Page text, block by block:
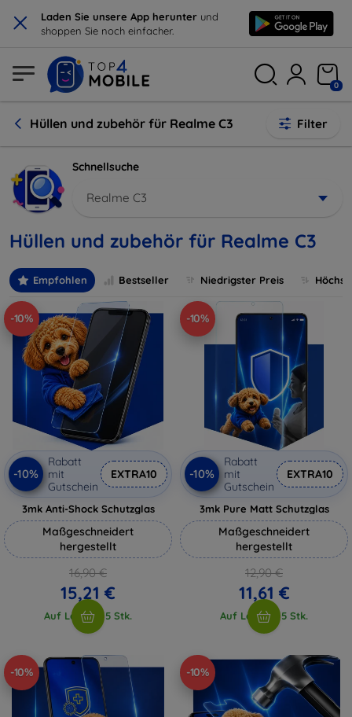
× Laden Sie unsere App herunter und
shoppen Sie noch einfacher.
0
Hüllen und zubehör für Realme C3 Filter
Schnellsuche
Realme C3
Hüllen und zubehör für Realme C3
Empfohlen Bestseller Niedrigster Preis
-10%
-10%
Rabatt
mit
Gutschein
EXTRA10
3mk Anti-Shock Schutzglas
Maßgeschneidert
hergestellt
16,90 €
15,21 €
Auf Lager > 5 Stk.
-10%
-10%
Rabatt
mit
Gutschein
EXTRA10
3mk Pure Matt Schutzglas
Maßgeschneidert
hergestellt
12,90 €
11,61 €
Auf Lager > 5 Stk.
-10% -10%